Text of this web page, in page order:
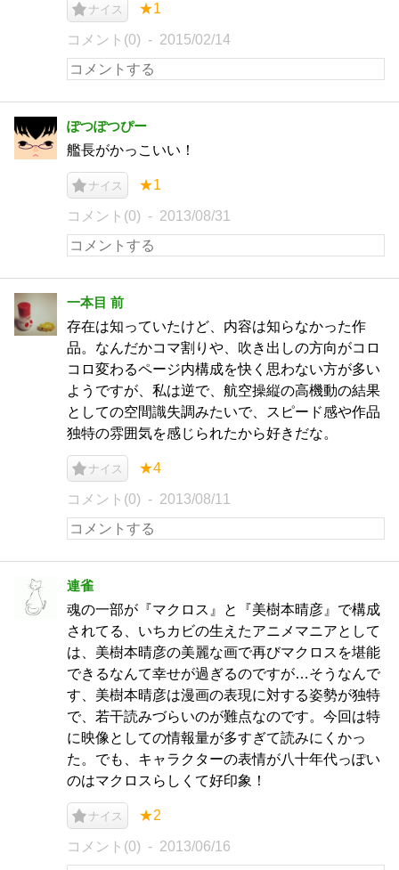
ナイス ★1
コメント(0) 2015/02/14
ぽつぽつぴー
艦長がかっこいい！
ナイス ★1
コメント(0) 2013/08/31
一本目 前
存在は知っていたけど、内容は知らなかった作
品。なんだかコマ割りや、吹き出しの方向がコロ
コロ変わるページ内構成を快く思わない方が多い
ようですが、私は逆で、航空操縦の高機動の結果
としての空間識失調みたいで、スピード感や作品
独特の雰囲気を感じられたから好きだな。
ナイス ★4
コメント(0) 2013/08/11
連雀
魂の一部が『マクロス』と『美樹本晴彦』で構成
されてる、いちカビの生えたアニメマニアとして
は、美樹本晴彦の美麗な画で再びマクロスを堪能
できるなんて幸せが過ぎるのですが…そうなんで
す、美樹本晴彦は漫画の表現に対する姿勢が独特
で、若干読みづらいのが難点なのです。今回は特
に映像としての情報量が多すぎて読みにくかっ
た。でも、キャラクターの表情が八十年代っぽい
のはマクロスらしくて好印象！
ナイス ★2
コメント(0) 2013/06/16